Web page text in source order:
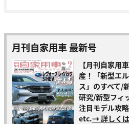
月刊自家用車 最新号
【月刊自家用
産！「新型エ
ス」のすべて/
研究/新型フィ
注目モデル攻
etc.→ 詳しく